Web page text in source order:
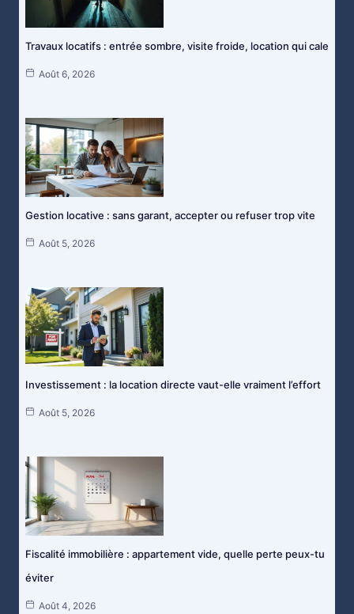
Travaux locatifs : entrée sombre, visite froide, location qui cale
Août 6, 2026
Gestion locative : sans garant, accepter ou refuser trop vite
Août 5, 2026
Investissement : la location directe vaut-elle vraiment l’effort
Août 5, 2026
Fiscalité immobilière : appartement vide, quelle perte peux-tu
éviter
Août 4, 2026